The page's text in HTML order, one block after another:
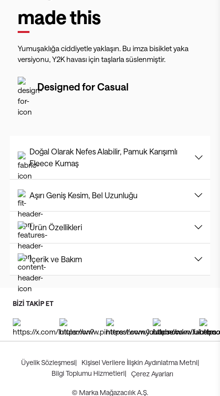
made this
Yumuşaklığa ciddiyetle yaklaşın. Bu imza bisiklet yaka
versiyonu, Y2K havası için taşlarla süslenmiştir.
Designed forCasual
Doğal Olarak Nefes Alabilir, Pamuk Karışımlı
Fleece Kumaş
Aşırı Geniş Kesim, Bel Uzunluğu
Ürün Özellikleri
İçerik ve Bakım
BİZİ TAKİP ET
Üyelik Sözleşmesi| Kişisel Verilere İlişkin Aydınlatma Metni|
Bilgi Toplumu Hizmetleri| Çerez Ayarları
© Marka Mağazacılık A.Ş.